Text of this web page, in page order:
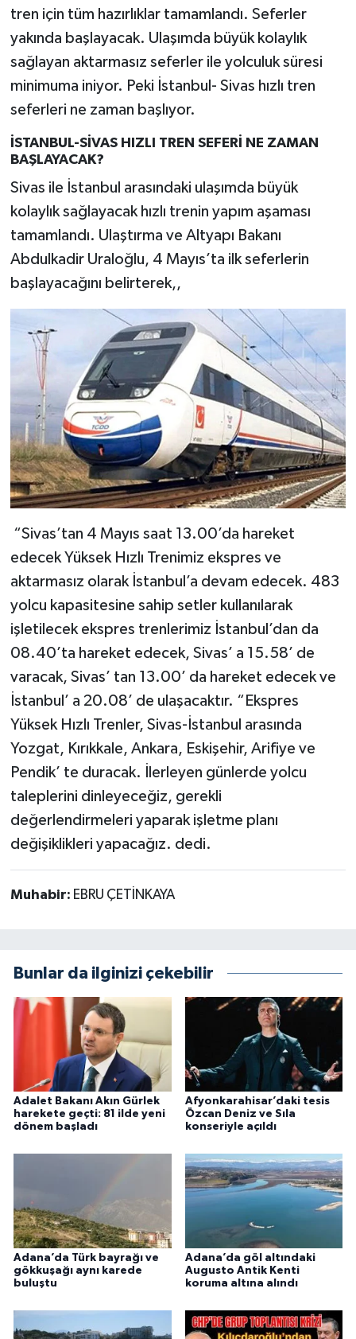
tren için tüm hazırlıklar tamamlandı. Seferler
yakında başlayacak. Ulaşımda büyük kolaylık
sağlayan aktarmasız seferler ile yolculuk süresi
minimuma iniyor. Peki İstanbul- Sivas hızlı tren
seferleri ne zaman başlıyor.
İSTANBUL-SİVAS HIZLI TREN SEFERİ NE ZAMAN
BAŞLAYACAK?
Sivas ile İstanbul arasındaki ulaşımda büyük
kolaylık sağlayacak hızlı trenin yapım aşaması
tamamlandı. Ulaştırma ve Altyapı Bakanı
Abdulkadir Uraloğlu, 4 Mayıs’ta ilk seferlerin
başlayacağını belirterek,,
“Sivas’tan 4 Mayıs saat 13.00’da hareket
edecek Yüksek Hızlı Trenimiz ekspres ve
aktarmasız olarak İstanbul’a devam edecek. 483
yolcu kapasitesine sahip setler kullanılarak
işletilecek ekspres trenlerimiz İstanbul’dan da
08.40’ta hareket edecek, Sivas’ a 15.58’ de
varacak, Sivas’ tan 13.00’ da hareket edecek ve
İstanbul’ a 20.08’ de ulaşacaktır. “Ekspres
Yüksek Hızlı Trenler, Sivas-İstanbul arasında
Yozgat, Kırıkkale, Ankara, Eskişehir, Arifiye ve
Pendik’ te duracak. İlerleyen günlerde yolcu
taleplerini dinleyeceğiz, gerekli
değerlendirmeleri yaparak işletme planı
değişiklikleri yapacağız. dedi.
Muhabir: EBRU ÇETİNKAYA
Bunlar da ilginizi çekebilir
Adalet Bakanı Akın Gürlek
harekete geçti: 81 ilde yeni
dönem başladı
Afyonkarahisar’daki tesis
Özcan Deniz ve Sıla
konseriyle açıldı
Adana’da Türk bayrağı ve
gökkuşağı aynı karede
buluştu
Adana’da göl altındaki
Augusto Antik Kenti
koruma altına alındı